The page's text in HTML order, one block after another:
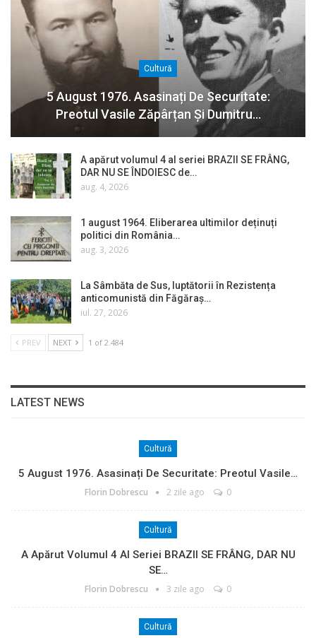
Cultură
5 August 1976. Asasinați De Securitate:
Preotul Vasile Zăpârțan Și Dumitru…
A apărut volumul 4 al seriei BRAZII SE FRÂNG,
DAR NU SE ÎNDOIESC de…
aug. 4, 2026
1 august 1964. Eliberarea ultimilor deținuți
politici din România…
aug. 3, 2026
La Sâmbăta de Sus, luptătorii în Rezistența
anticomunistă din Făgăraș…
iul. 27, 2026
PREV NEXT 1 of 2.484
LATEST NEWS
Cultură
5 August 1976. Asasinați De Securitate: Preotul Vasile…
Florin Dobrescu 2 zile ago 0
Cultură
A Apărut Volumul 4 Al Seriei BRAZII SE FRÂNG, DAR NU
SE…
Florin Dobrescu 3 zile ago 0
Cultură